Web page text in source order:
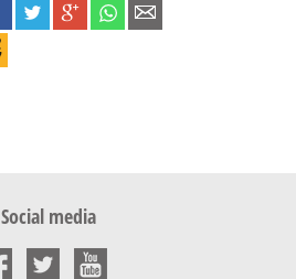
Social media